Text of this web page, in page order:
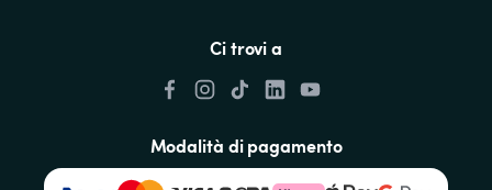
Ci trovi a
Modalità di pagamento